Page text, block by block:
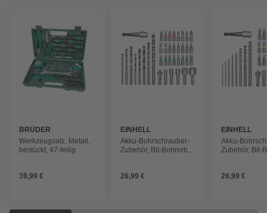
BRÜDER
MANNESMANN
Werkzeugsatz, Metall,
bestückt, 47-teilig
39,99 €
EINHELL
Akku-Bohrschrauber-
Zubehör, Bit-Bohrerbox,
26,99 €
EINHELL
Akku-
Zubehör, Bit-
26,99 €